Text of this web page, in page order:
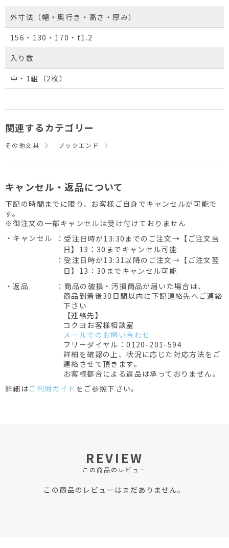
外寸法（幅・奥行き・高さ・厚み）
156・130・170・t1.2
入り数
中・1組（2枚）
関連するカテゴリー
その他文具 ブックエンド
キャンセル・返品について
下記の時間までに限り、お客様ご自身でキャンセルが可能で
す。
※御注文の一部キャンセルは受け付けておりません
・キャンセル
：受注日時が13:30までのご注文→【ご注文当
日】13：30までキャンセル可能
：受注日時が13:31以降のご注文→【ご注文翌
日】13：30までキャンセル可能
・返品
：商品の破損・汚損商品が届いた場合は、
商品到着後30日間以内に下記連絡先へご連絡
下さい
【連絡先】
コクヨお客様相談室
メールでのお問い合わせ
フリーダイヤル：0120-201-594
詳細を確認の上、状況に応じた対応方法をご
連絡させて頂きます。
お客様都合による返品は承っておりません。
詳細はご利用ガイド をご参照下さい。
REVIEW
この商品のレビュー
この商品のレビューはまだありません。